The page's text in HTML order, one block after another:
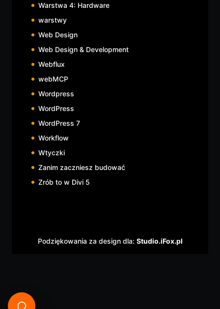
Warstwa 4: Hardware
warstwy
Web Design
Web Design & Development
Webflux
webMCP
Wordpress
WordPress
WordPress 7
Workflow
Wtyczki
Zanim zaczniesz budować
Zrób to w Divi 5
Podziękowania za design dla: Studio.iFox.pl